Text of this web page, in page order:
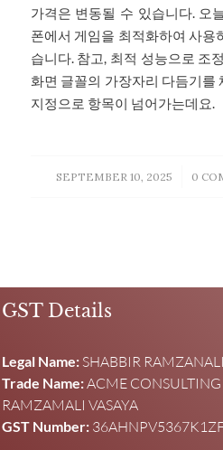
가격은 변동될 수 있습니다. 오
폰에서 게임을 최적화하여 사용
습니다. 참고, 최적 성능으로 조
화면 글꼴의 가장자리 다듬기를
지정으로 항목이 넘어가는데요.
SEPTEMBER 10, 2025
/ 0
GST Details
Legal Name: SHABBIR
Trade Name:ACME
RAMZAMALI VASAYA
GST Number: